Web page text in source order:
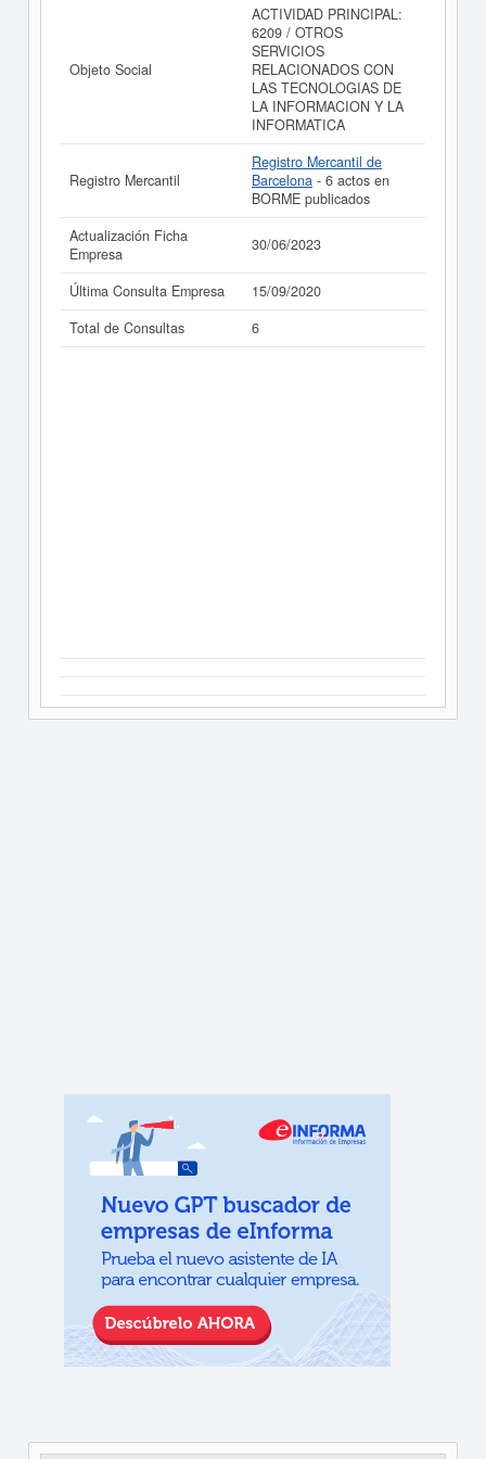
Objeto Social
ACTIVIDAD PRINCIPAL:
6209 / OTROS
SERVICIOS
RELACIONADOS CON
LAS TECNOLOGIAS DE
LA INFORMACION Y LA
INFORMATICA
Registro Mercantil
Registro Mercantil de
Barcelona - 6 actos en
BORME publicados
Actualización Ficha
Empresa
30/06/2023
Última Consulta Empresa
15/09/2020
Total de Consultas
6